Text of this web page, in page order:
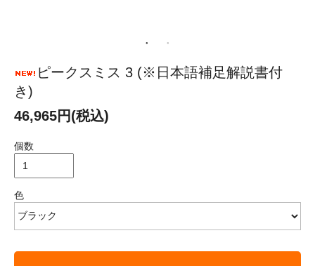
ピークスミス 3 (※日本語補足解説書付
き)
46,965円(税込)
個数
色